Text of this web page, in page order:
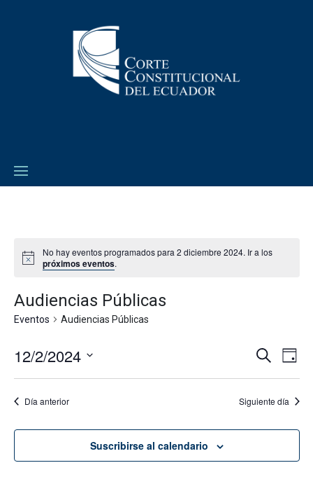
No hay eventos programados para 2 diciembre 2024. Ir a los
próximos eventos.
Audiencias Públicas
Eventos Audiencias Públicas
de
vistas
de
Buscar
de
Día
12/2/2024
Día anterior Siguiente día
Suscribirse al calendario